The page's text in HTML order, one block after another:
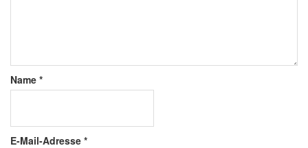
Name *
E-Mail-Adresse *